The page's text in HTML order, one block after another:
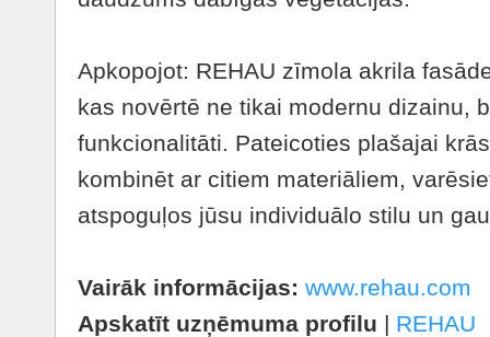
Apkopojot: REHAU zīmola akrila
kas novērtē ne tikai modernu dizainu,
funkcionalitāti. Pateicoties plašajai
kombinēt ar citiem materiāliem,
atspoguļos jūsu individuālo stilu un
Vairāk informācijas: www.rehau.com
Apskatīt uzņēmuma profilu | REHAU